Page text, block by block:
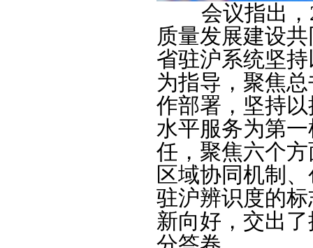
会议指出，
质量发展建设
省驻沪系统坚
为指导，聚焦总
作部署，坚持
水平服务为第
任，聚焦六个
区域协同机制
驻沪辨识度的
新向好，交出